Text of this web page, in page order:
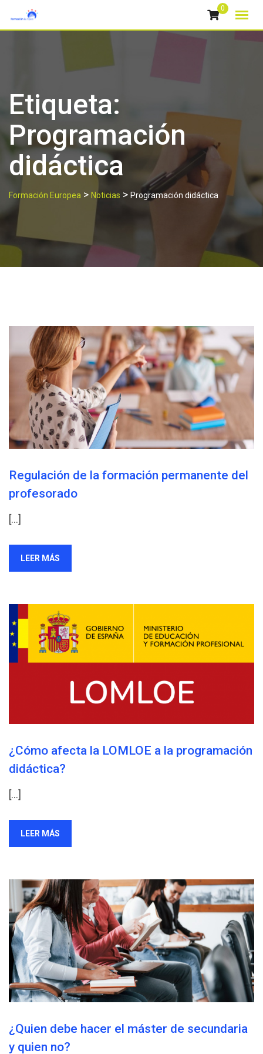
0
Etiqueta:
Programación
didáctica
Formación Europea > Noticias > Programación didáctica
Regulación de la formación permanente del
profesorado
[…]
LEER MÁS
¿Cómo afecta la LOMLOE a la programación
didáctica?
[…]
LEER MÁS
¿Quien debe hacer el máster de secundaria
y quien no?